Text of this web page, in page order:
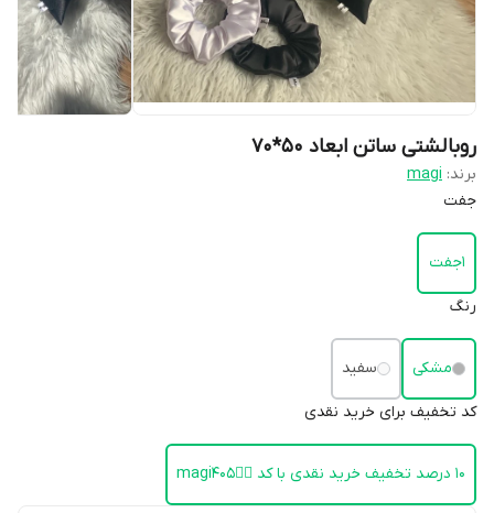
روبالشتی ساتن ابعاد 50*70
برند: magi
جفت
1جفت
رنگ
مشکی سفید
کد تخفیف برای خرید نقدی
۱۰ درصد تخفیف خرید نقدی با کد 👈🏻magi405